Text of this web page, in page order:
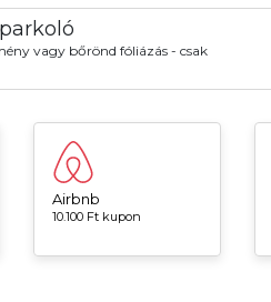
vagy bőrönd fóliázás - csak
Airbnb
10.100 Ft kupon